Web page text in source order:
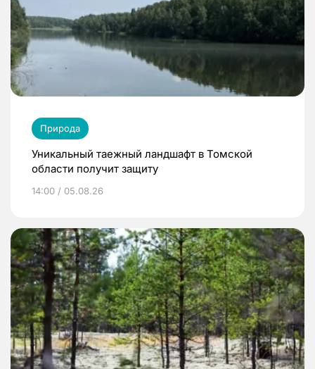
Природа
Уникальный таежный ландшафт в Томской
области получит защиту
14:00 / 05.08.26